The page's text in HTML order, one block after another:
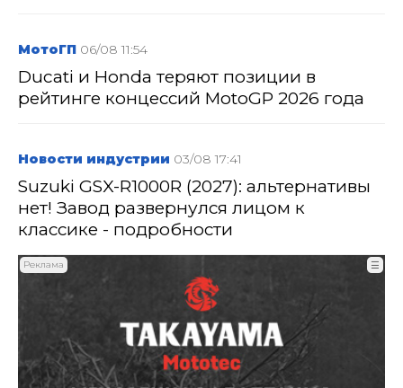
МотоГП 06/08 11:54
Ducati и Honda теряют позиции в
рейтинге концессий MotoGP 2026 года
Новости индустрии 03/08 17:41
Suzuki GSX-R1000R (2027): альтернативы
нет! Завод развернулся лицом к
классике - подробности
Реклама ☰